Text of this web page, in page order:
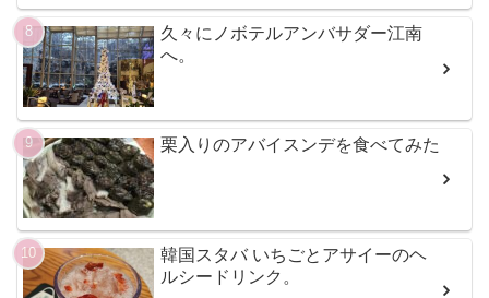
久々にノボテルアンバサダー江南
へ。
栗入りのアバイスンデを食べてみた
韓国スタバ いちごとアサイーのヘ
ルシードリンク。